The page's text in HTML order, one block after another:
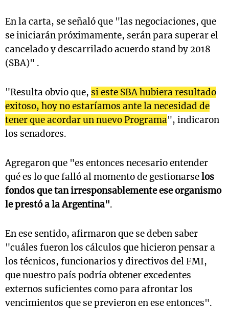
En la carta, se señaló que "las negociaciones, que
se iniciarán próximamente, serán para superar el
cancelado y descarrilado acuerdo stand by 2018
(SBA)" .
"Resulta obvio que, si este SBA hubiera resultado
exitoso, hoy no estaríamos ante la necesidad de
tener que acordar un nuevo Programa", indicaron
los senadores.
Agregaron que "es entonces necesario entender
qué es lo que falló al momento de gestionarselos
fondos que tan irresponsablemente ese organismo
le prestó a la Argentina".
En ese sentido, afirmaron que se deben saber
"cuáles fueron los cálculos que hicieron pensar a
los técnicos, funcionarios y directivos del FMI,
que nuestro país podría obtener excedentes
externos suficientes como para afrontar los
vencimientos que se previeron en ese entonces".